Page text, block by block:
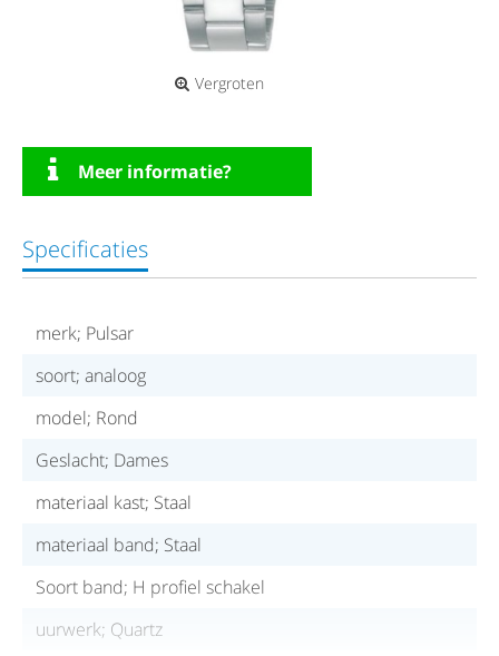
Vergroten
Meer informatie?
Specificaties
merk; Pulsar
soort; analoog
model; Rond
Geslacht; Dames
materiaal kast; Staal
materiaal band; Staal
Soort band; H profiel schakel
uurwerk; Quartz